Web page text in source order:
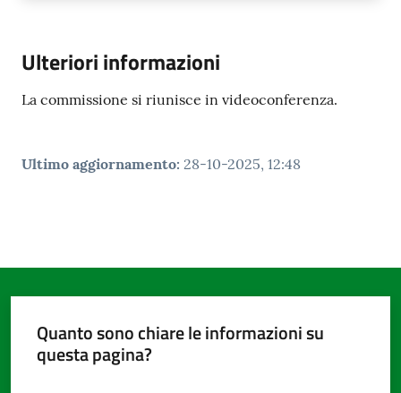
Ulteriori informazioni
La commissione si riunisce in videoconferenza.
Ultimo aggiornamento: 28-10-2025, 12:48
Quanto sono chiare le informazioni su
questa pagina?